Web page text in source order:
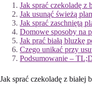
Jak sprać czekoladę z
Jak usunąć świeżą
Jak sprać zaschniętą
Domowe sposoby na
Jak prać białą bluzkę
Czego unikać przy
Podsumowanie –
Jak sprać czekoladę z białej